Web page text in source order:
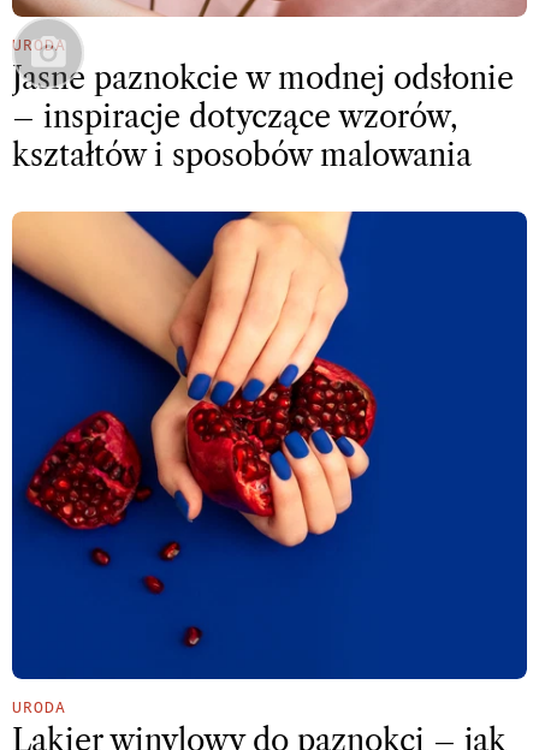
URODA
Jasne paznokcie w modnej odsłonie
– inspiracje dotyczące wzorów,
kształtów i sposobów malowania
URODA
Lakier winylowy do paznokci – jak